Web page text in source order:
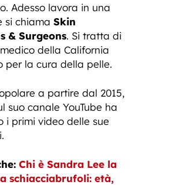
Adesso lavora in una
si chiama Skin
& Surgeons. Si tratta di
della California
per la cura della pelle.
a partire dal 2015,
suo canale YouTube ha
i primi video delle sue
Chi è Sandra Lee la
schiacciabrufoli: età,